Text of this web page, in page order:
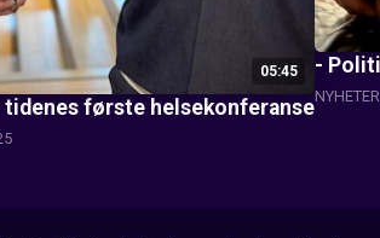
05:45
første helsekonferanse
-
NYHETER